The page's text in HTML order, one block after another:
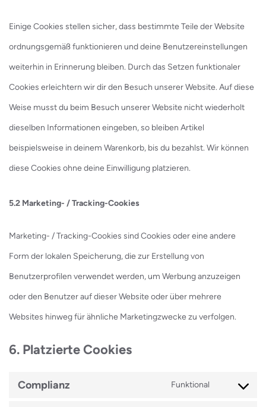
Einige Cookies stellen sicher, dass bestimmte Teile der Website
ordnungsgemäß funktionieren und deine Benutzereinstellungen
weiterhin in Erinnerung bleiben. Durch das Setzen funktionaler
Cookies erleichtern wir dir den Besuch unserer Website. Auf diese
Weise musst du beim Besuch unserer Website nicht wiederholt
dieselben Informationen eingeben, so bleiben Artikel
beispielsweise in deinem Warenkorb, bis du bezahlst. Wir können
diese Cookies ohne deine Einwilligung platzieren.
5.2 Marketing- / Tracking-Cookies
Marketing- / Tracking-Cookies sind Cookies oder eine andere
Form der lokalen Speicherung, die zur Erstellung von
Benutzerprofilen verwendet werden, um Werbung anzuzeigen
oder den Benutzer auf dieser Website oder über mehrere
Websites hinweg für ähnliche Marketingzwecke zu verfolgen.
6. Platzierte Cookies
Complianz
Funktional